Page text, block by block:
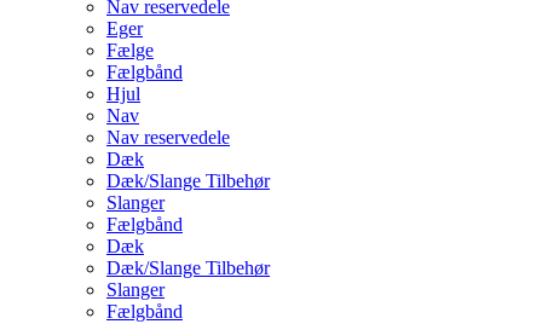
Nav reservedele
Eger
Fælge
Fælgbånd
Hjul
Nav
Nav reservedele
Dæk
Dæk/Slange Tilbehør
Slanger
Fælgbånd
Dæk
Dæk/Slange Tilbehør
Slanger
Fælgbånd